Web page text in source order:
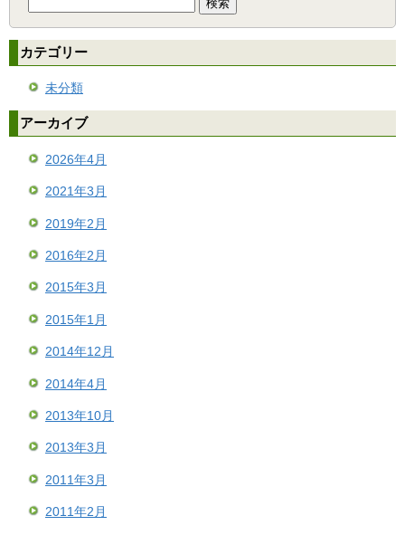
カテゴリー
未分類
アーカイブ
2026年4月
2021年3月
2019年2月
2016年2月
2015年3月
2015年1月
2014年12月
2014年4月
2013年10月
2013年3月
2011年3月
2011年2月